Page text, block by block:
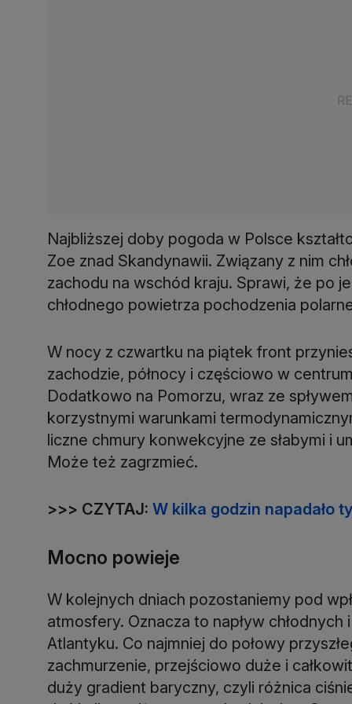
Najbliższej doby pogoda w Polsce
Zoe znad Skandynawii. Związany z nim
zachodu na wschód kraju. Sprawi, że po
chłodnego powietrza pochodzenia
W nocy z czwartku na piątek front
zachodzie, północy i częściowo w
Dodatkowo na Pomorzu, wraz ze
korzystnymi warunkami
liczne chmury konwekcyjne ze słabymi i
Może też zagrzmieć.
>>> CZYTAJ: W kilka godzin napadało
Mocno powieje
W kolejnych dniach pozostaniemy pod
atmosfery. Oznacza to napływ
Atlantyku. Co najmniej do połowy
zachmurzenie, przejściowo duże i
duży gradient baryczny, czyli różnica